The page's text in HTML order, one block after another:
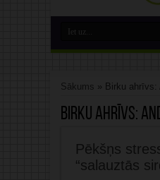
Sākums » Birku ahrīvs:
Birku ahrīvs:
Pēkšņs
“salauztās